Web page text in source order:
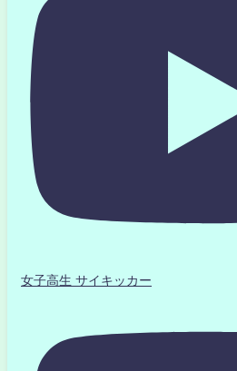
女子高生 サイキッカー